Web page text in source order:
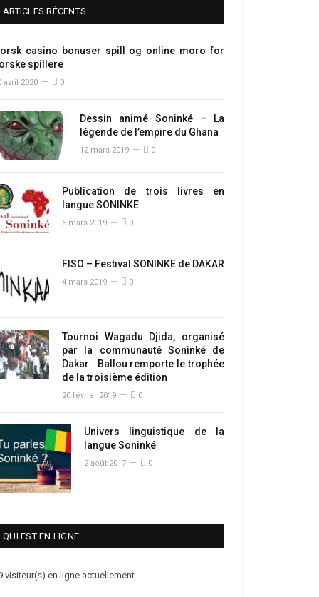
ARTICLES RÉCENTS
casino bonuser spill og online moro for
spillere
avril 2020 0
Dessin animé Soninké – La
légende de l’empire du Ghana
12 mars 2019 0
Publication de trois livres en
langue SONINKE
5 mars 2019 0
FISO – Festival SONINKE de DAKAR
4 mars 2019 0
Tournoi Wagadu Djida, organisé
par la communauté Soninké de
Dakar : Ballou remporte le trophée
de la troisième édition
20 février 2019 0
Univers linguistique de la
langue Soninké
2 août 2017 0
QUI EST EN LIGNE
visiteur(s) en ligne actuellement